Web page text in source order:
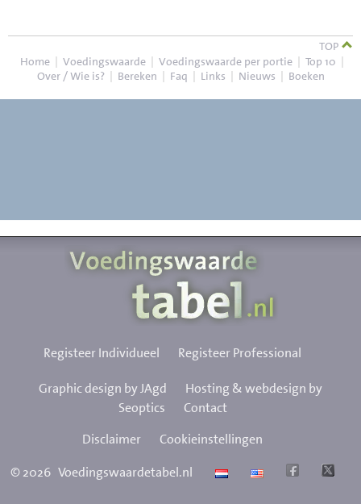
TOP
Home | Voedingswaarde | Voedingswaarde per portie | Top 10 |
Over / Wie is? | Bereken | Faq | Links | Nieuws | Boeken
Registeer Individueel Registeer Professional
Graphic design by JAgd
Hosting & webdesign by
Seoptics
Contact
Disclaimer
Cookieinstellingen
©2026 Voedingswaardetabel.nl